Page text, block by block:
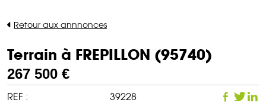
Retour aux annnonces
Terrain à FREPILLON (95740)
267 500 €
REF : 39228